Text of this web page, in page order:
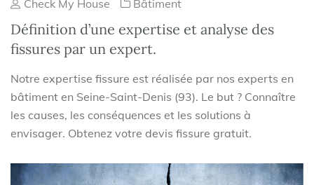
Check My House Bâtiment
Définition d’une expertise et analyse des
fissures par un expert.
Notre expertise fissure est réalisée par nos experts en
bâtiment en Seine-Saint-Denis (93). Le but ? Connaître
les causes, les conséquences et les solutions à
envisager. Obtenez votre devis fissure gratuit.